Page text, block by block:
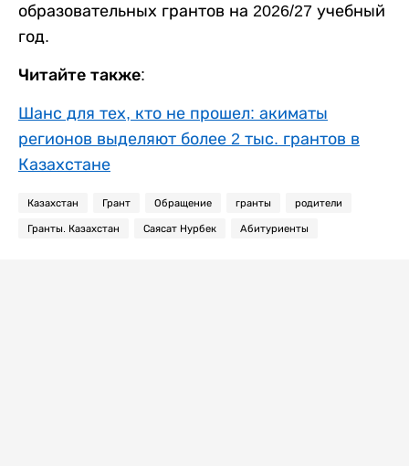
образовательных грантов на 2026/27 учебный
год.
Читайте также:
Шанс для тех, кто не прошел: акиматы
регионов выделяют более 2 тыс. грантов в
Казахстане
Казахстан Грант Обращение гранты родители
Гранты. Казахстан Саясат Нурбек Абитуриенты